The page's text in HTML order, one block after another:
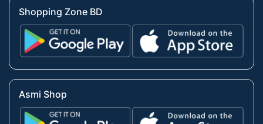
Shopping Zone BD
Asmi Shop